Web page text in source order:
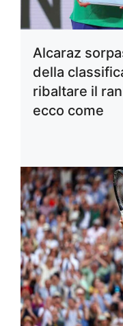
Alcaraz
della
ribaltare il
ecco come